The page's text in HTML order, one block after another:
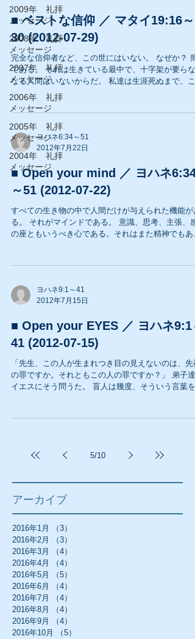
2009年 礼拝
メッセージ
2008年 礼拝
メッセージ
2007年 礼拝
メッセージ
2006年 礼拝
メッセージ
2005年 礼拝
メッセージ
2004年 礼拝
メッセージ
■ ベストな信仰 ／ マタイ19:16～
30 (2012-07-29)
完全な信仰者など、この世にはいない。 なぜか？ 簡単
である。 それは生きている最中で、十字架が要らなく
なる人間はいないからだ。 私達は生涯死ぬまで、この
世を去るまで十字架が必要である。 しかし、ベストな
ヨハネ6:34～51
2012年7月22日
■ Open your mind ／ ヨハネ6:34
～51 (2012-07-22)
すべての生き物の中で人間だけが与えられた機能が
る。 それがマインドである。 意識、思考、主張、感情
の座ともいうべき心である。それはまた精神でもあ
が、クリスチャンになっ...
ヨハネ9:1～41
2012年7月15日
■ Open your EYES ／ ヨハネ9:1
41 (2012-07-15)
「先生、この人が生まれつき目の見えないのは、先
の罪ですか。それともこの人の罪ですか？」 弟子達は
イエスにそう問うた。 盲人は幾度、そういう言葉を聞
5/10
アーカイブ
2016年1月 （3）
2016年2月
（3）
2016年3月
（4）
2016年4月
（4）
2016年5月
（5）
2016年6月
（4）
2016年7月
（4）
2016年8月
（4）
2016年9月
（4）
2016年10月
（5）